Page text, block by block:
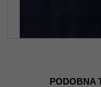
PODOBNA